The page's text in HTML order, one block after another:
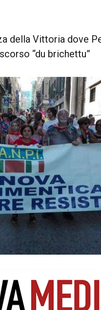
della Vittoria dove
“du brichettu”